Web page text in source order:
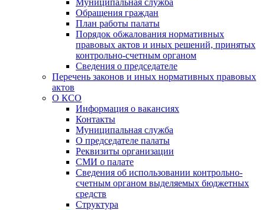
Муниципальная служба
Обращения граждан
План работы палаты
Порядок обжалования нормативных
правовых актов и иных решений, принятых
контрольно-счетным органом
Сведения о председателе
Перечень законов и иных нормативных правовых
актов
О КСО
Информация о вакансиях
Контакты
Муниципальная служба
О председателе палаты
Реквизиты организации
СМИ о палате
Сведения об использовании контрольно-
счетным органом выделяемых бюджетных
средств
Структура